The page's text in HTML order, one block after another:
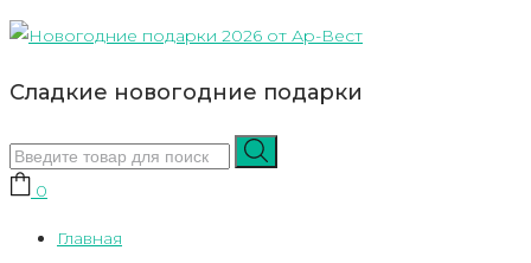
Сладкие новогодние подарки
0
Главная